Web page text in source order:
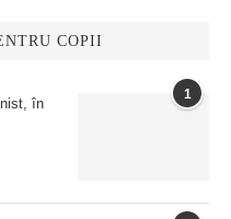
COPII
1
în